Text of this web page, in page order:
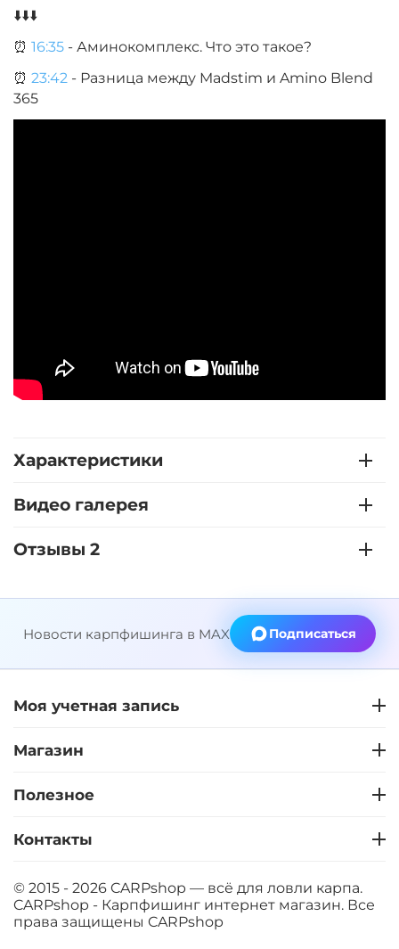
⬇️⬇️⬇️
⏰ 16:35 - Аминокомплекс. Что это такое?
⏰ 23:42 - Разница между Madstim и Amino Blend
365
Характеристики
Видео галерея
Отзывы 2
Новости карпфишинга в MAX Подписаться
Моя учетная запись
Магазин
Полезное
Контакты
© 2015 - 2026 CARPshop — всё для ловли карпа.
CARPshop - Карпфишинг интернет магазин. Все
права защищены CARPshop